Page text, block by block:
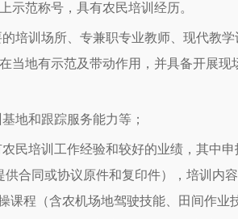
示范称号，具有农民培训经历。
培训场所、专兼职专业教师、现代教
当地有示范及带动作用，并具备开展现
地和跟踪服务能力等；
民培训工作经验和较好的业绩，其中
合同或协议原件和复印件），培训内
课程（含农机场地驾驶技能、田间作业